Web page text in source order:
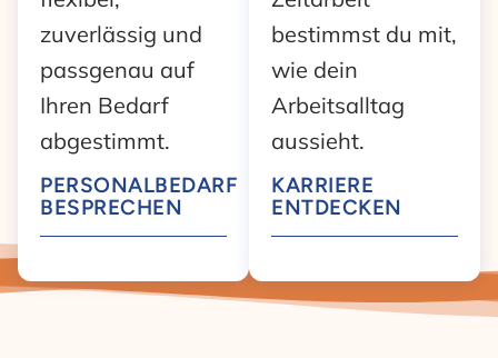
zuverlässig und
passgenau auf
Ihren Bedarf
abgestimmt.
PERSONALBEDARF
BESPRECHEN
bestimmst du mit,
wie dein
Arbeitsalltag
aussieht.
KARRIERE
ENTDECKEN